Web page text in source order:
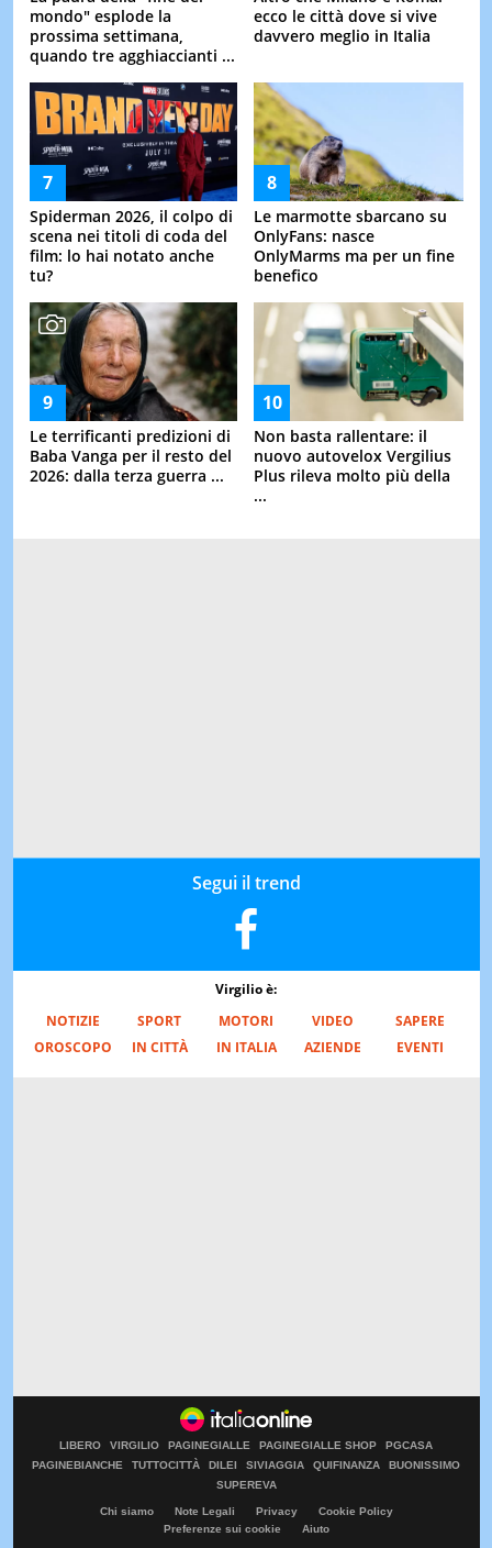
mondo" esplode la
prossima settimana,
quando tre agghiaccianti ...
ecco le città dove si vive
davvero meglio in Italia
Spiderman 2026, il colpo di
scena nei titoli di coda del
film: lo hai notato anche
tu?
Le marmotte sbarcano su
OnlyFans: nasce
OnlyMarms ma per un fine
benefico
Le terrificanti predizioni di
Baba Vanga per il resto del
2026: dalla terza guerra ...
Non basta rallentare: il
nuovo autovelox Vergilius
Plus rileva molto più della
...
Segui il trend
Virgilio è:
NOTIZIE
SPORT MOTORI VIDEO
SAPERE
OROSCOPO
IN CITTÀ IN ITALIA AZIENDE EVENTI
LIBERO VIRGILIO PAGINEGIALLE PAGINEGIALLE SHOP
PGCASA
PAGINEBIANCHE
TUTTOCITTÀ DILEI SIVIAGGIA QUIFINANZA
BUONISSIMO
SUPEREVA
Chi siamo Note Legali Privacy
Cookie Policy
Preferenze sui cookie
Aiuto